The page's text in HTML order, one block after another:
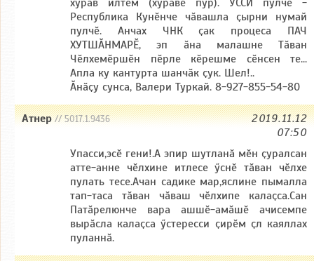
Республика Кунӗнче чӑвашла ҫырни нумай
пулчӗ. Анчах ЧНК ҫак процеса ПАЧ
ХУТШӐНМАРӖ, эп ӑна малашне Тӑван
Чӗлхемӗршӗн пӗрле кӗрешме сӗнсен те...
Апла ку кантурта шанчӑк ҫук. Шел!..
Ӑнӑҫу сунса, Валери Туркай. 8-927-855-54-80
Атнер// 5017.1.9436
2019.11.12
07:50
Упасси,эсӗ гени!.А эпир шутланӑ мӗн ҫуралсан
атте-анне чӗлхине итлесе ӳснӗ тӑван чӗлхе
пулать тесе.Ачан садике мар,яслине пымалла
тап-таса тӑван чӑваш чӗлхипе калаҫса.Сан
Патӑрелюнче вара ашшӗ-амӑшӗ ачисемпе
вырӑсла калаҫса ӳстересси ҫирӗм ҫл каяллах
пуланнӑ.